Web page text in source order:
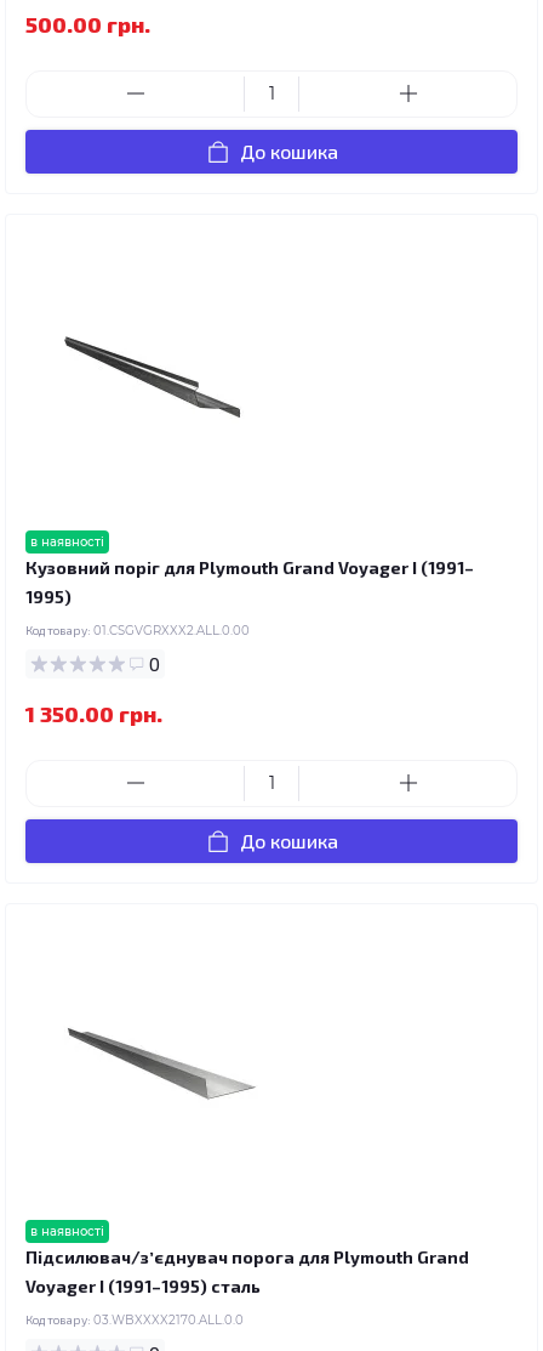
500.00 грн.
До кошика
в наявності
Кузовний поріг для Plymouth Grand Voyager I (1991–
1995)
Код товару: 01.CSGVGRXXX2.ALL.0.00
0
1 350.00 грн.
До кошика
в наявності
Підсилювач/зʼєднувач порога для Plymouth Grand
Voyager I (1991–1995) сталь
Код товару: 03.WBXXXX2170.ALL.0.0